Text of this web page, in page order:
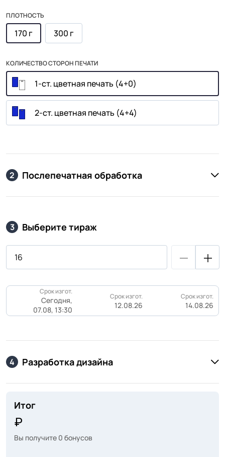
ПЛОТНОСТЬ
170 г 300 г
КОЛИЧЕСТВО СТОРОН ПЕЧАТИ
1-ст. цветная печать (4+0)
2-ст. цветная печать (4+4)
2 Послепечатная обработка
3 Выберите тираж
Срок изгот.
Сегодня,
07.08, 13:30
Срок изгот.
12.08.26
Срок изгот.
14.08.26
4 Разработка дизайна
Итог
Вы получите 0 бонусов